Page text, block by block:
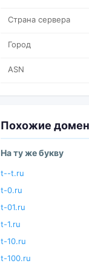
Страна сервера
Город
ASN
Похожие
На ту же букву
t--t.ru
t-0.ru
t-01.ru
t-1.ru
t-10.ru
t-100.ru